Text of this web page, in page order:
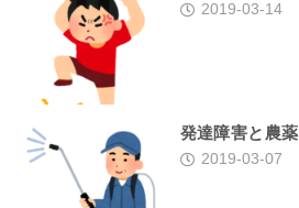
2019-03-14
発達障害と農薬
2019-03-07